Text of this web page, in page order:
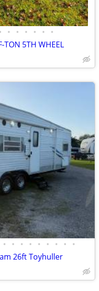
• • • • • •
TON 5TH WHEEL
• • • • • • • • •
26ft Toyhuller